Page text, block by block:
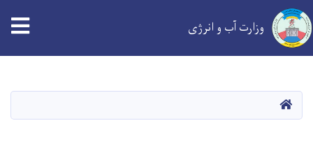
content
وزارت آب و انرژی
خانه